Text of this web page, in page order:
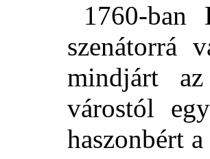
1760-ban
szenátorrá
mindjárt
várostól
haszonbért